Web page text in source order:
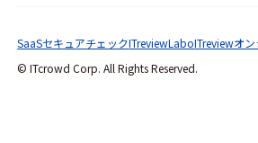
© ITcrowd Corp. All Rights Reserved.
SaaSセキュアチェックITreviewLaboITreviewオ